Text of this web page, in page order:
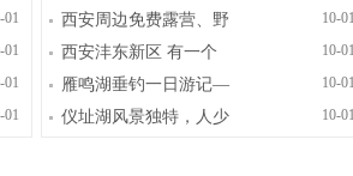
01
01
01
01
10-01
西安周边免费露营、野
10-01
西安沣东新区 有一个
10-01
雁鸣湖垂钓一日游记—
10-01
仪址湖风景独特，人少